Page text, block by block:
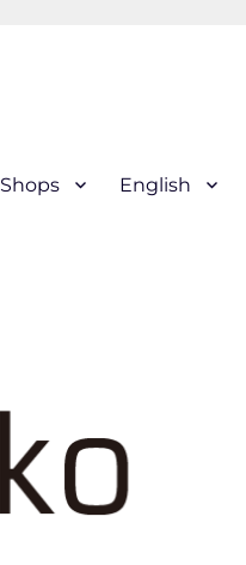
Shops English